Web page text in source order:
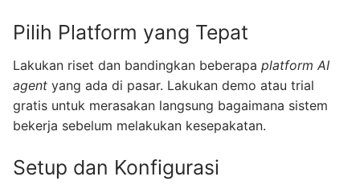
Pilih Platform yang Tepat
Lakukan riset dan bandingkan beberapa platform AI
agent yang ada di pasar. Lakukan demo atau trial
gratis untuk merasakan langsung bagaimana sistem
bekerja sebelum melakukan kesepakatan.
Setup dan Konfigurasi